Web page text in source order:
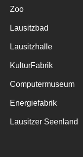
Zoo
Lausitzbad
Lausitzhalle
KulturFabrik
Computermuseum
Energiefabrik
Lausitzer Seenland